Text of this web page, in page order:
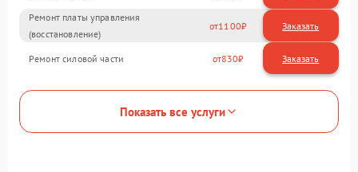
Ремонт платы управления
(восстановление)
1100
Ремонт силовой части 830
Показать все услуги